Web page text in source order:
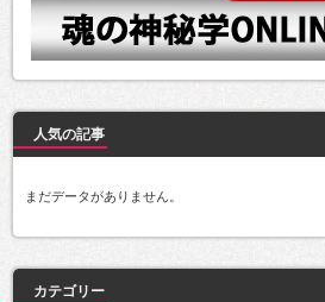
人気の記事
まだデータがありません。
カテゴリー